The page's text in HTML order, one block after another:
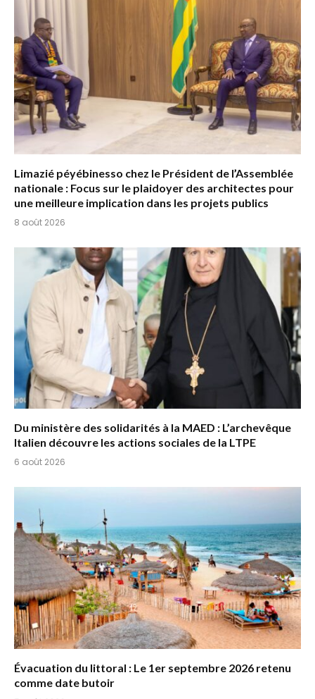
Limazié péyébinesso chez le Président de l’Assemblée
nationale : Focus sur le plaidoyer des architectes pour
une meilleure implication dans les projets publics
8 août 2026
Du ministère des solidarités à la MAED : L’archevêque
Italien découvre les actions sociales de la LTPE
6 août 2026
Évacuation du littoral : Le 1er septembre 2026 retenu
comme date butoir